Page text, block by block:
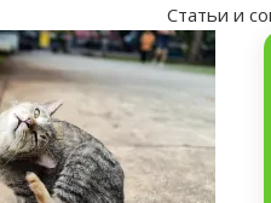
Статьи и